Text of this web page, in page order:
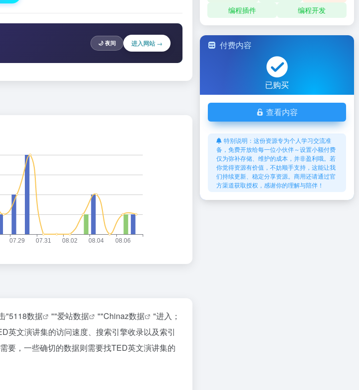
🌙 夜间 进入网站 →
"5118数据 ""爱站数据 ""Chinaz数据
"进入；
英文演讲集的访问速度、搜索引擎收录以及索引
要，一些确切的数据则需要找TED英文演讲集的
编程插件
编程开发
付费内容
已购买
查看内容
特别说明：这份资源专为个人学习交流准
备，免费开放给每一位小伙伴～设置小额付费
仅为弥补存储、维护的成本，并非盈利哦。若
你觉得资源有价值，不妨顺手支持，这能让我
们持续更新、稳定分享资源。商用还请通过官
方渠道获取授权，感谢你的理解与陪伴！